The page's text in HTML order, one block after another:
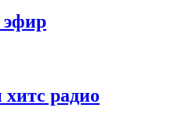
эфир
радио